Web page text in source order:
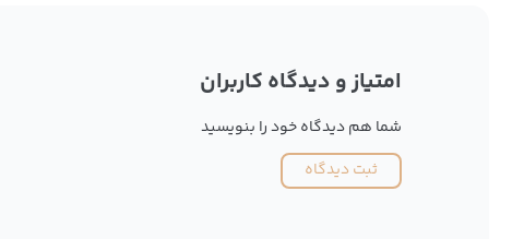
امتیاز و دیدگاه کاربران
شما هم دیدگاه خود را بنویسید
ثبت دیدگاه